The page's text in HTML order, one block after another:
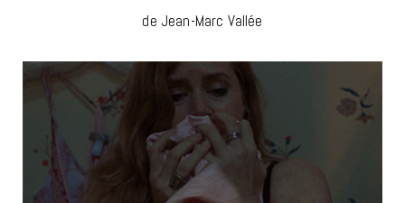
de Jean-Marc Vallée